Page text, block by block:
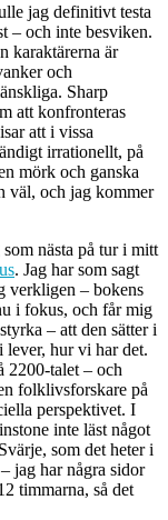
jag definitivt testa
– och inte besviken.
karaktärerna är
och
Sharp
att konfronteras
att i vissa
irrationellt, på
mörk och ganska
väl, och jag kommer
nästa på tur i mitt
. Jag har som sagt
verkligen – bokens
i fokus, och får mig
– att den sätter i
lever, hur vi har det.
2200-talet – och
folklivsforskare på
perspektivet. I
inte läst något
som det heter i
jag har några sidor
timmarna, så det